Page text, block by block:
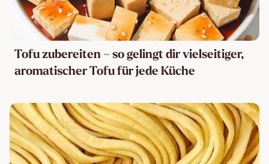
Tofu zubereiten – so gelingt dir vielseitiger,
aromatischer Tofu für jede Küche